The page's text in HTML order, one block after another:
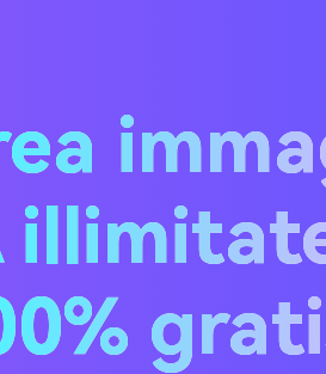
la barra di salute GTA e
in scala di grigi quando appare
frame.
in cel, outfit con cappuccio e
ombre grinzose, contorni